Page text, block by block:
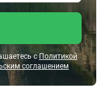
с Политикой
соглашением